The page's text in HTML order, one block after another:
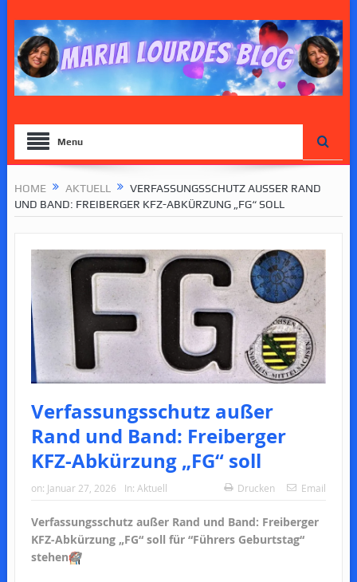
Menu
HOME AKTUELL
VERFASSUNGSSCHUTZ AUSSER RAND U
ND BAND: FREIBERGER KFZ-ABKÜRZUNG „FG“ SOLL
Verfassungsschutz außer
Rand und Band: Freiberger
KFZ-Abkürzung „FG“ soll
on: Januar 27, 2026 In: Aktuell Drucken Email
Verfassungsschutz außer Rand und Band: Freiberger
KFZ-Abkürzung „FG“ soll für “Führers Geburtstag“
stehen🤡